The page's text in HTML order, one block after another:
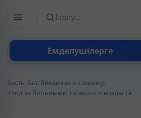
Емделушілерге
Сайттан іздеу
Басты бет/Введение в клинику/
Уход за больными пожилого возраста